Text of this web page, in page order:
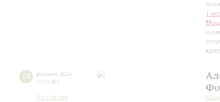
18 февраля 2025
19:00 Вт
Малый зал